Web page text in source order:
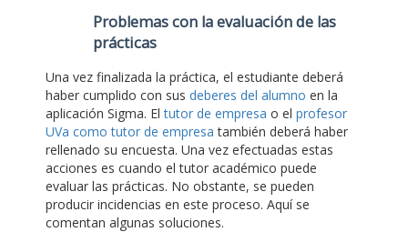
Problemas con la evaluación de las
prácticas
Una vez finalizada la práctica, el estudiante deberá
haber cumplido con sus deberes del alumno en la
aplicación Sigma. Eltutor de empresa o el profesor
UVa como tutor de empresa también deberá haber
rellenado su encuesta. Una vez efectuadas estas
acciones es cuando el tutor académico puede
evaluar las prácticas. No obstante, se pueden
producir incidencias en este proceso. Aquí se
comentan algunas soluciones.